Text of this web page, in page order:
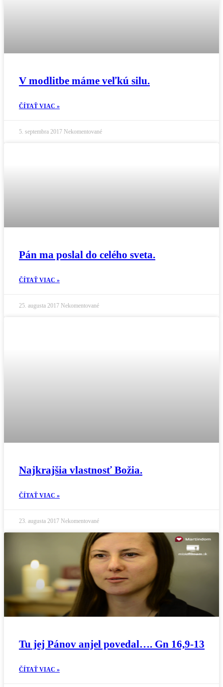
V modlitbe máme veľkú silu.
ČÍTAŤ VIAC »
5. septembra 2017 Nekomentované
Pán ma poslal do celého sveta.
ČÍTAŤ VIAC »
25. augusta 2017 Nekomentované
Najkrajšia vlastnosť Božia.
ČÍTAŤ VIAC »
23. augusta 2017 Nekomentované
Tu jej Pánov anjel povedal…. Gn 16,9-13
ČÍTAŤ VIAC »